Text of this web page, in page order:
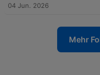
04 Jun. 2026
Mehr